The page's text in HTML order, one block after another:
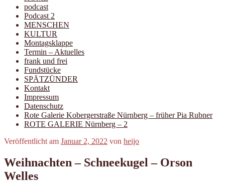
podcast
Podcast 2
MENSCHEN
KULTUR
Montagsklappe
Termin – Aktuelles
frank und frei
Fundstücke
SPÄTZÜNDER
Kontakt
Impressum
Datenschutz
Rote Galerie Kobergerstraße Nürnberg – früher Pia Rubner
ROTE GALERIE Nürnberg – 2
Veröffentlicht am Januar 2, 2022 von heijo
Weihnachten – Schneekugel – Orson
Welles